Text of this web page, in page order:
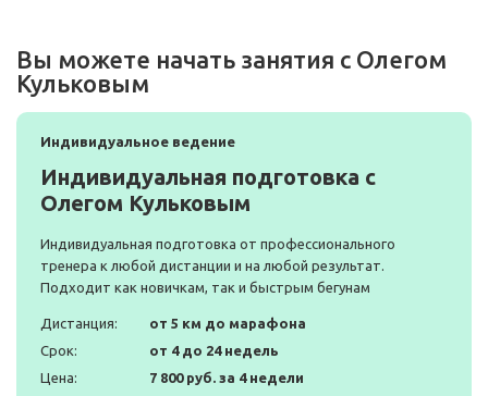
Вы можете начать занятия с Олегом
Кульковым
Индивидуальное ведение
Индивидуальная подготовка с
Олегом Кульковым
Индивидуальная подготовка от профессионального
тренера к любой дистанции и на любой результат.
Подходит как новичкам, так и быстрым бегунам
Дистанция:
от 5 км до марафона
Срок:
от 4 до 24 недель
Цена:
7 800 руб. за 4 недели